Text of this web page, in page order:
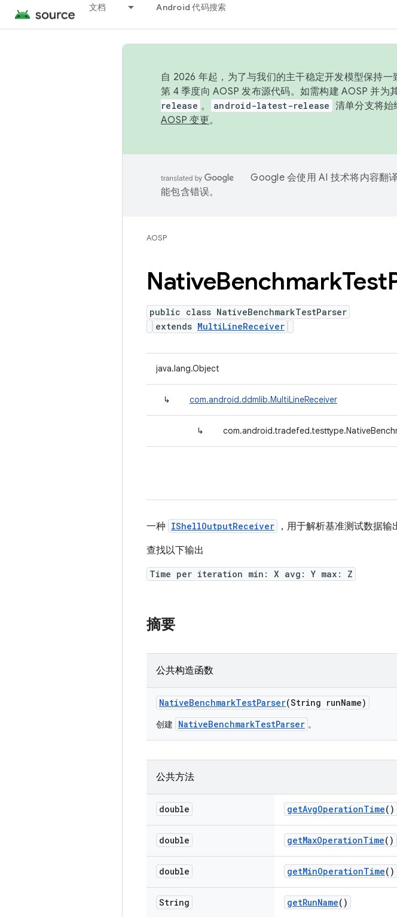
文档 Android 代码搜索
自 2026 年起，为了与我们的主干稳定开发模型保持
第 4 季度向 AOSP 发布源代码。如需构建 AOSP 并为
release 。 android-latest-release 清单分支将始
AOSP 变更。
Google 会使用 AI 技术将内容翻
能包含错误。
AOSP
NativeBenchmarkTest
public class NativeBenchmarkTestParser
extends MultiLineReceiver
java.lang.Object
↳ com.android.ddmlib.MultiLineReceiver
↳
一种 IShellOutputReceiver
，用于解析基准测试数据
查找以下输出
Time per iteration min: X avg: Y max: Z
摘要
公共构造函数
NativeBenchmarkTestParser(String runName)
创建 NativeBenchmarkTestParser 。
公共方法
double getAvgOperationTime()
double getMaxOperationTime()
double getMinOperationTime()
String getRunName()